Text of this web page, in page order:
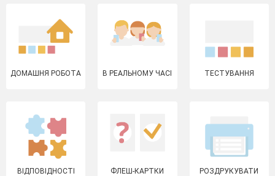
ДОМАШНЯ РОБОТА В РЕАЛЬНОМУ ЧАСІ ТЕСТУВАННЯ
ВІДПОВІДНОСТІ ФЛЕШ-КАРТКИ РОЗДРУКУВАТИ